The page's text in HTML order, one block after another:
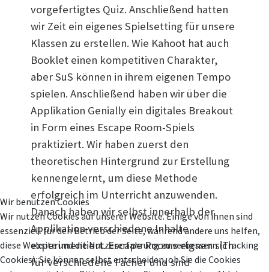
vorgefertigtes Quiz. Anschließend hatten
wir Zeit ein eigenes Spielsetting für unsere
Klassen zu erstellen. Wie Kahoot hat auch
Booklet einen kompetitiven Charakter,
aber SuS können in ihrem eigenen Tempo
spielen. Anschließend haben wir über die
Applikation Genially ein digitales Breakout
in Form eines Escape Room-Spiels
praktiziert. Wir haben zuerst den
theoretischen Hintergrund zur Erstellung
kennengelernt, um diese Methode
erfolgreich im Unterricht anzuwenden.
Danach haben wir selbst innerhalb der
Applikation verschiedene Inhalte
experimentiert. Escape Rooms eignen sich
für verschiedene Fächer und sind
Wir benutzen Cookies
Wir nutzen Cookies auf unserer Website. Einige von ihnen sind
essenziell für den Betrieb der Seite, während andere uns helfen,
diese Website und die Nutzererfahrung zu verbessern (Tracking
Cookies). Sie können selbst entscheiden, ob Sie die Cookies